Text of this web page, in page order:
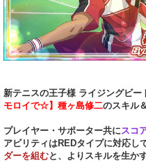
新テニスの王子様 ライジングビ
モロイで☆】種ヶ島修二のスキル
プレイヤー・サポーター共に スコ
アビリティはREDタイプに対応し
ダーを組むと、よりスキルを生か